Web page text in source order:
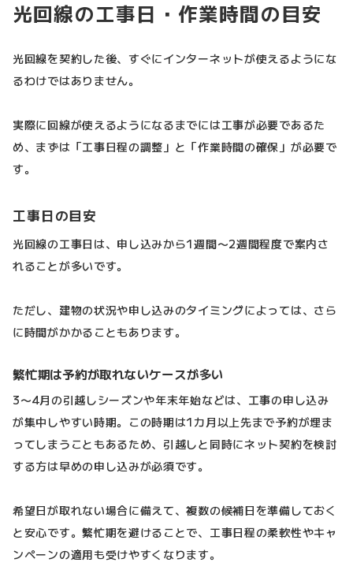
光回線の工事日・作業時間の目安
光回線を契約した後、すぐにインターネットが使えるようにな
るわけではありません。
実際に回線が使えるようになるまでには工事が必要であるた
め、まずは「工事日程の調整」と「作業時間の確保」が必要で
す。
工事日の目安
光回線の工事日は、申し込みから1週間〜2週間程度で案内さ
れることが多いです。
ただし、建物の状況や申し込みのタイミングによっては、さら
に時間がかかることもあります。
繁忙期は予約が取れないケースが多い
3〜4月の引越しシーズンや年末年始などは、工事の申し込み
が集中しやすい時期。この時期は1カ月以上先まで予約が埋ま
ってしまうこともあるため、引越しと同時にネット契約を検討
する方は早めの申し込みが必須です。
希望日が取れない場合に備えて、複数の候補日を準備しておく
と安心です。繁忙期を避けることで、工事日程の柔軟性やキャ
ンペーンの適用も受けやすくなります。